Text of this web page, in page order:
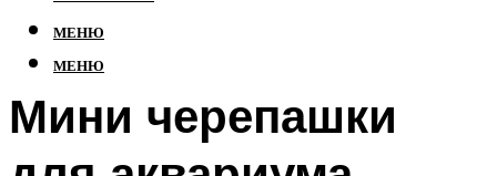
МЕНЮ
МЕНЮ
Мини черепашки